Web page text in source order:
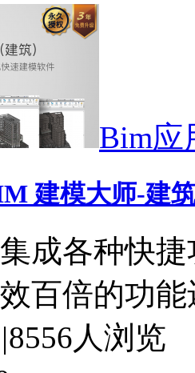
Bim应
建模大师-建
成各种快
百倍的功
|8556人浏览